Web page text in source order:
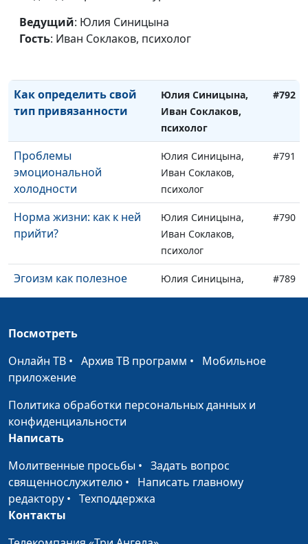
Ведущий: Юлия Синицына
Гость: Иван Соклаков, психолог
Профессиональное
выгорание: причины,
Юлия Синицына,
Ирина
Как определить свой
тип привязанности
Юлия Синицына,
Иван Соклаков,
психолог
#792
Проблемы
эмоциональной
холодности
Юлия Синицына,
Иван Соклаков,
психолог
#791
Норма жизни: как к ней
прийти?
Юлия Синицына,
Иван Соклаков,
психолог
#790
Эгоизм как полезное
качество
Юлия Синицына,
Иван Соклаков,
#789
Как нам мешают
ограничивающие
убеждения?
Иван Соклаков,
Если с супругом стало
скучно
Юлия Синицына,
Мастурбация -
зависимость или
данность жизни?
Юлия Синицына,
Иван Соклаков,
Влияние гормонов на
настроение
Посмотреть
Онлайн ТВ • Архив ТВ программ • Мобильное
приложение
Политика обработки персональных данных и
конфиденциальности
Написать
Молитвенные просьбы • Задать вопрос
священнослужителю • Написать главному
редактору • Техподдержка
Контакты